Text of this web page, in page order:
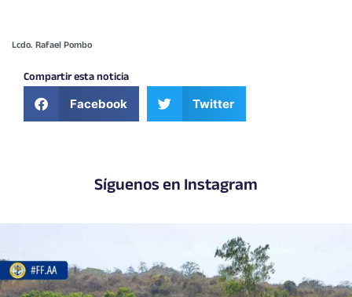
Lcdo. Rafael Pombo
Compartir esta noticia
Facebook Twitter
Síguenos en Instagram